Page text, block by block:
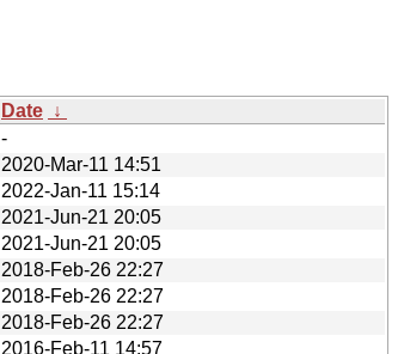
Date ↓
-
2020-Mar-11 14:51
2022-Jan-11 15:14
2021-Jun-21 20:05
2021-Jun-21 20:05
2018-Feb-26 22:27
2018-Feb-26 22:27
2018-Feb-26 22:27
2016-Feb-11 14:57